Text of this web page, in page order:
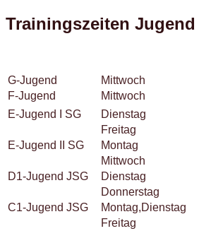
Trainingszeiten Jugend
G-Jugend Mittwoch
F-Jugend
Mittwoch
E-Jugend I SG
Dienstag
Freitag
E-Jugend II SG
Montag
Mittwoch
D1-Jugend JSG
Dienstag
Donnerstag
C1-Jugend JSG
Montag,Dienstag
Freitag